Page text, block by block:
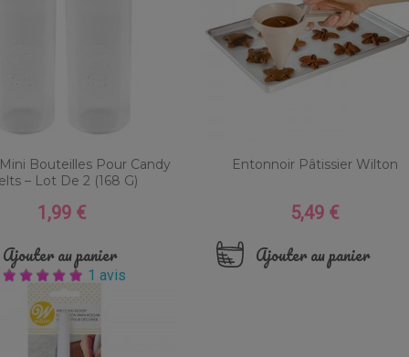
Bouteilles Pour Candy
– Lot De 2 (168 G)
Prix
1,99 €
Ajouter au panier
1 avis
Entonnoir Pâtissier Wilton
Prix
5,49 €
Ajouter au panier